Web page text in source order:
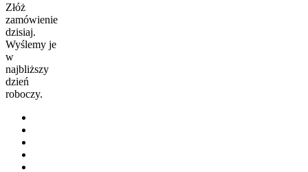
Złóż
zamówienie
dzisiaj.
Wyślemy je
w
najbliższy
dzień
roboczy.